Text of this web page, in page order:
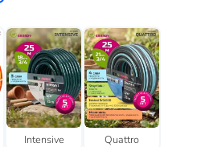
Intensive Quattro